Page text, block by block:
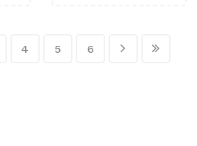
4 5 6